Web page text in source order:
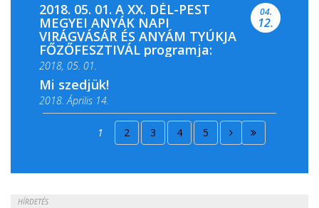
2018. 05. 01. A XX. DÉL-PEST
MEGYEI ANYÁK NAPI
VIRÁGVÁSÁR ÉS ANYÁM TYÚKJA
FŐZŐFESZTIVÁL programja:
2018, 05. 01.
04.
12.
Mi szedjük!
2018. Április 14.
2018. Április 15.
1 2 3 4 5
HÍRDETÉS